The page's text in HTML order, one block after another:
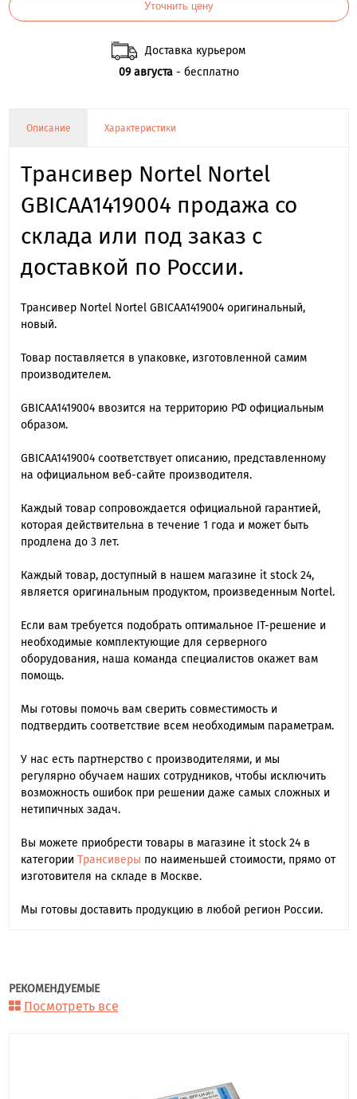
Уточнить цену
Доставка курьером
09 августа- бесплатно
Описание Характеристики
Трансивер Nortel Nortel
GBICAA1419004 продажа со
склада или под заказ с
доставкой по России.
Трансивер Nortel Nortel GBICAA1419004 оригинальный,
новый.
Товар поставляется в упаковке, изготовленной самим
производителем.
GBICAA1419004 ввозится на территорию РФ официальным
образом.
GBICAA1419004 cоответствует описанию, представленному
на официальном веб-сайте производителя.
Каждый товар сопровождается официальной гарантией,
которая действительна в течение 1 года и может быть
продлена до 3 лет.
Каждый товар, доступный в нашем магазине it stock 24,
является оригинальным продуктом, произведенным Nortel.
Если вам требуется подобрать оптимальное IT-решение и
необходимые комплектующие для серверного
оборудования, наша команда специалиcтов окажет вам
помощь.
Мы готовы помочь вам сверить совместимость и
подтвердить соответствие всем необходимым параметрам.
У нас есть партнерство с производителями, и мы
регулярно обучаем наших сотрудников, чтобы исключить
возможность ошибок при решении даже самых сложных и
нетипичных задач.
Вы можете приобрести товары в магазине it stock 24 в
категории Трансиверы по наименьшей стоимости, прямо от
изготовителя на складе в Москве.
Мы готовы доставить продукцию в любой регион России.
РЕКОМЕНДУЕМЫЕ
Посмотреть все